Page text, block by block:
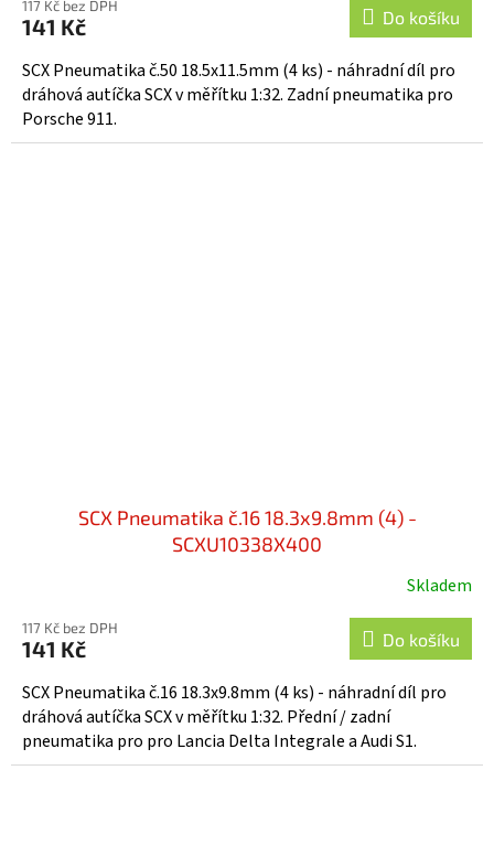
117 Kč bez DPH
141 Kč Do košíku
SCX Pneumatika č.50 18.5x11.5mm (4 ks) - náhradní díl pro
dráhová autíčka SCX v měřítku 1:32. Zadní pneumatika pro
Porsche 911.
SCX Pneumatika č.16 18.3x9.8mm (4) -
SCXU10338X400
Skladem
117 Kč bez DPH
141 Kč Do košíku
SCX Pneumatika č.16 18.3x9.8mm (4 ks) - náhradní díl pro
dráhová autíčka SCX v měřítku 1:32. Přední / zadní
pneumatika pro pro Lancia Delta Integrale a Audi S1.